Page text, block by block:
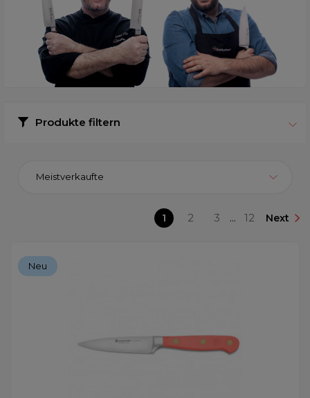
Produkte filtern
Meistverkaufte
1 2 3 ... 12 Next
Neu